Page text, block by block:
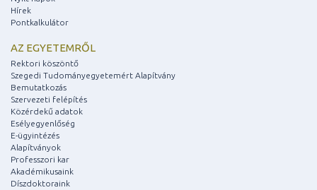
Hírek
Pontkalkulátor
AZ EGYETEMRŐL
Rektori köszöntő
Szegedi Tudományegyetemért Alapítvány
Bemutatkozás
Szervezeti felépítés
Közérdekű adatok
Esélyegyenlőség
E-ügyintézés
Alapítványok
Professzori kar
Akadémikusaink
Díszdoktoraink